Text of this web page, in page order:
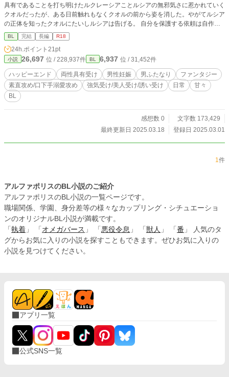
具有であることを打ち明けたルクレーシアことルシアの無邪気さに惹かれていく
クオルだったが、ある日前触れもなくクオルの前から姿を消した。やがてルシア
の正体を知ったクオルにたいしルシアは告げる。 自分を保護する依頼は自作自
演で、すべてはクオルに復讐するためだったと……。 クオル×ルシア (ファンタ
ジー/素直攻め/口下手溺愛攻め/強気受け/誘い受け/美人受け/美形×美形/賞金稼ぎ×
復讐者/溺愛/両性具有受/男ふたなり/男性妊娠/ハッピーエンド/甘々/日常) ※基本
的にクオル視点ですが、ルシア視点のものには★マークがついています。 ※Rシ
ーンがあるページには*がついてます。 ※前触れもなく残酷描写が入ります。
BL 完結 長編 R18
24h.ポイント 21pt
小説 26,697 位 / 228,937件 BL 6,937 位 / 31,452件
ハッピーエンド 両性具有受け 男性妊娠 男ふたなり
ファンタジー
素直攻め/口下手溺愛攻め
強気受け/美人受け/誘い受け 日常
甘々
BL
感想数 0
文字数 173,429
最終更新日 2025.03.18
登録日 2025.03.01
1件
アルファポリスのBL小説のご紹介
アルファポリスのBL小説の一覧ページです。
職場関係、学園、身分差等の様々なカップリング・シチュエーショ
ンのオリジナルBL小説が満載です。
「 執着 」 「 オメガバース 」 「 悪役令息 」 「 獣人 」 「 番 」 人気のタ
グからお気に入りの小説を探すこともできます。ぜひお気に入りの
小説を見つけてください。
アプリ一覧
公式SNS一覧